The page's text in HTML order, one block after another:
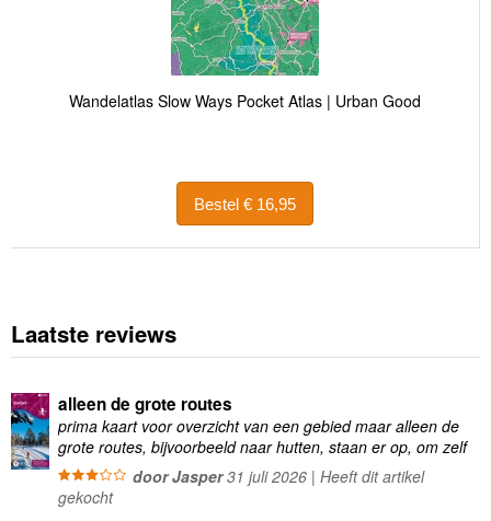
Wandelatlas Slow Ways Pocket Atlas | Urban Good
Bestel € 16,95
Laatste reviews
alleen de grote routes
prima kaart voor overzicht van een gebied maar alleen de
grote routes, bijvoorbeeld naar hutten, staan er op, om zelf
wandelingen te plannen minder geschikt
door Jasper31 juli 2026 | Heeft dit artikel
gekocht